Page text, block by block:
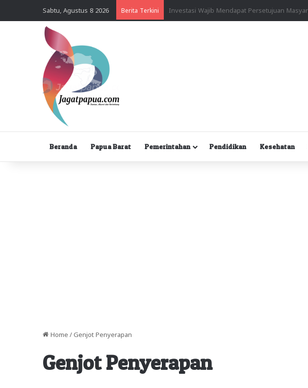
Sabtu, Agustus 8 2026 Berita Terkini
Beranda Papua Barat Pemerintahan Pendidikan Kesehatan
Home / Genjot Penyerapan
Genjot Penyerapan